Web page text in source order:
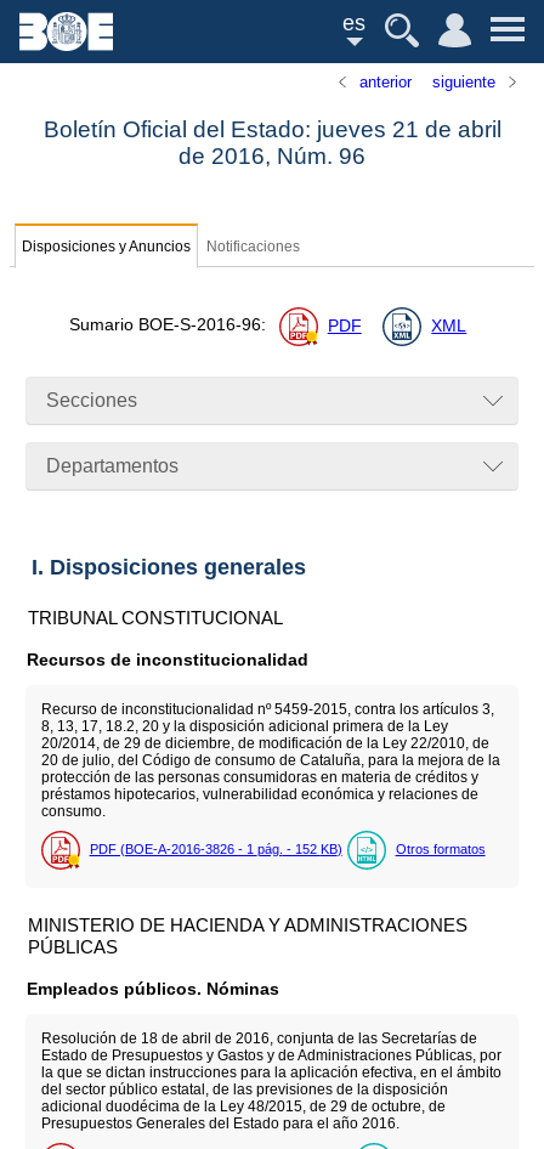
es
anterior siguiente
Boletín Oficial del Estado: jueves 21 de abril
de 2016, Núm. 96
Disposiciones y Anuncios Notificaciones
Sumario BOE-S-2016-96: PDF XML
Secciones
Departamentos
I. Disposiciones generales
TRIBUNAL CONSTITUCIONAL
Recursos de inconstitucionalidad
Recurso de inconstitucionalidad nº 5459-2015, contra los artículos 3,
8, 13, 17, 18.2, 20 y la disposición adicional primera de la Ley
20/2014, de 29 de diciembre, de modificación de la Ley 22/2010, de
20 de julio, del Código de consumo de Cataluña, para la mejora de la
protección de las personas consumidoras en materia de créditos y
préstamos hipotecarios, vulnerabilidad económica y relaciones de
consumo.
PDF (BOE-A-2016-3826 - 1 pág. - 152 KB) Otros formatos
MINISTERIO DE HACIENDA Y ADMINISTRACIONES
PÚBLICAS
Empleados públicos. Nóminas
Resolución de 18 de abril de 2016, conjunta de las Secretarías de
Estado de Presupuestos y Gastos y de Administraciones Públicas, por
la que se dictan instrucciones para la aplicación efectiva, en el ámbito
del sector público estatal, de las previsiones de la disposición
adicional duodécima de la Ley 48/2015, de 29 de octubre, de
Presupuestos Generales del Estado para el año 2016.